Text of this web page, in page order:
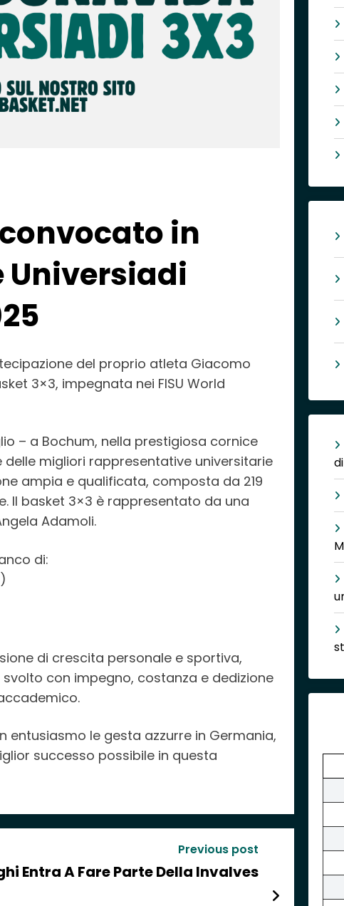
in
Universiadi
del proprio atleta Giacomo
3×3, impegnata nei FISU World
– a Bochum, nella prestigiosa cornice
migliori rappresentative universitarie
ampia e qualificata, composta da 219
Il basket 3×3 è rappresentato da una
Adamoli.
di:
di crescita personale e sportiva,
con impegno, costanza e dedizione
entusiasmo le gesta azzurre in Germania,
successo possibile in questa
Previous post
Entra A Fare Parte Della Invalves